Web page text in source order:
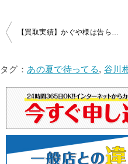
投
ナ
シ
ョ
タグ： あの夏で待ってる,谷川